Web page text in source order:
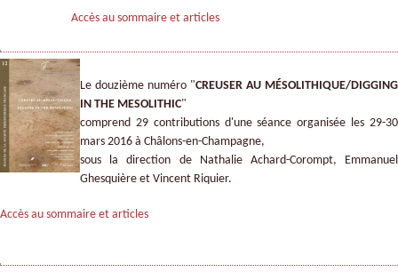
Accès au sommaire et articles
Le douzième numéro "CREUSER AU MÉSOLITHIQUE/DIGGING
IN THE MESOLITHIC"
comprend 29 contributions d'une séance organisée les 29-30
mars 2016 à Châlons-en-Champagne,
sous la direction de Nathalie Achard-Corompt, Emmanuel
Ghesquière et Vincent Riquier.
Accès au sommaire et articles